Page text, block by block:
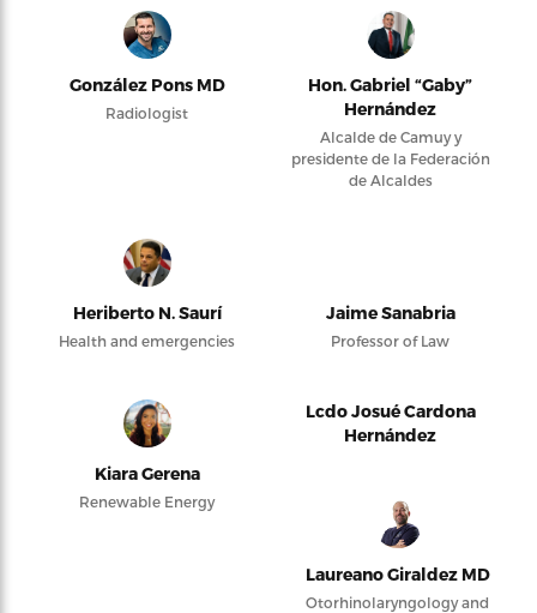
González Pons MD
Radiologist
Hon. Gabriel “Gaby”
Hernández
Alcalde de Camuy y
presidente de la Federación
de Alcaldes
Heriberto N. Saurí
Health and emergencies
Jaime Sanabria
Professor of Law
Kiara Gerena
Renewable Energy
Lcdo Josué Cardona
Hernández
Laureano Giraldez MD
Otorhinolaryngology and